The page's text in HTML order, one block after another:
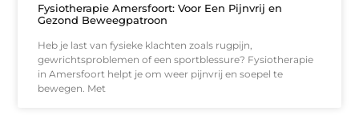
Fysiotherapie Amersfoort: Voor Een Pijnvrij en
Gezond Beweegpatroon
Heb je last van fysieke klachten zoals rugpijn,
gewrichtsproblemen of een sportblessure? Fysiotherapie
in Amersfoort helpt je om weer pijnvrij en soepel te
bewegen. Met